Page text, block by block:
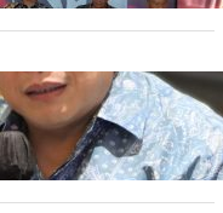
jadi Kunci